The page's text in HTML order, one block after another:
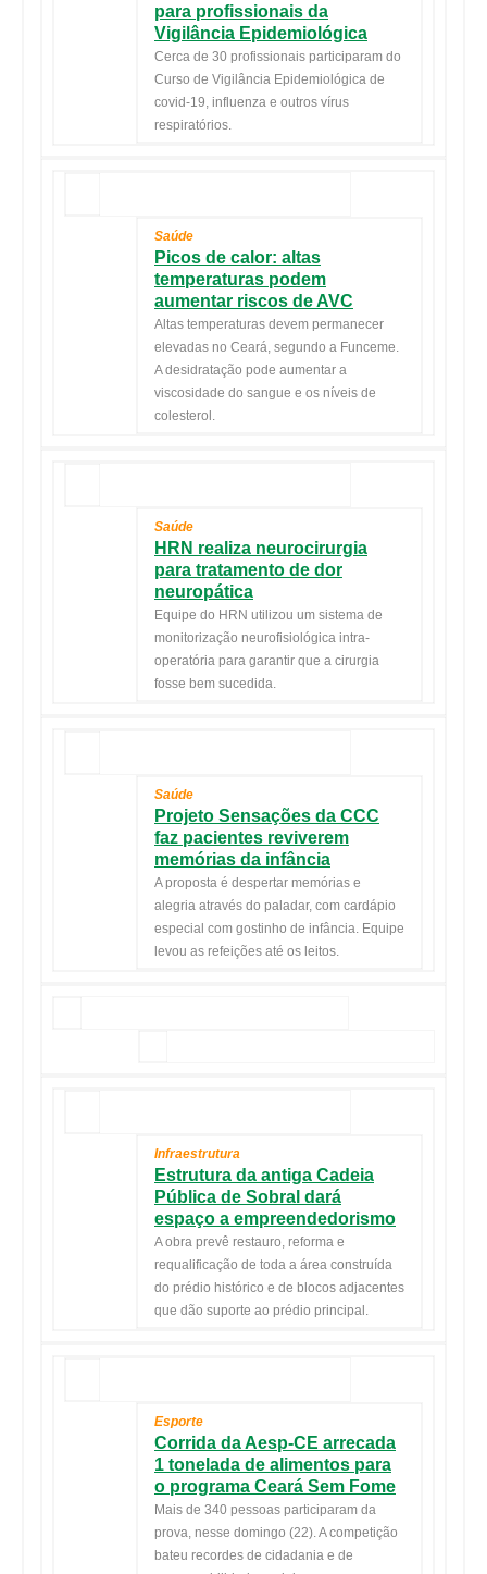
para profissionais da
Vigilância Epidemiológica
Cerca de 30 profissionais participaram do
Curso de Vigilância Epidemiológica de
covid-19, influenza e outros vírus
respiratórios.
Saúde
Picos de calor: altas
temperaturas podem
aumentar riscos de AVC
Altas temperaturas devem permanecer
elevadas no Ceará, segundo a Funceme.
A desidratação pode aumentar a
viscosidade do sangue e os níveis de
colesterol.
Saúde
HRN realiza neurocirurgia
para tratamento de dor
neuropática
Equipe do HRN utilizou um sistema de
monitorização neurofisiológica intra-
operatória para garantir que a cirurgia
fosse bem sucedida.
Saúde
Projeto Sensações da CCC
faz pacientes reviverem
memórias da infância
A proposta é despertar memórias e
alegria através do paladar, com cardápio
especial com gostinho de infância. Equipe
levou as refeições até os leitos.
Infraestrutura
Estrutura da antiga Cadeia
Pública de Sobral dará
espaço a empreendedorismo
A obra prevê restauro, reforma e
requalificação de toda a área construída
do prédio histórico e de blocos adjacentes
que dão suporte ao prédio principal.
Esporte
Corrida da Aesp-CE arrecada
1 tonelada de alimentos para
o programa Ceará Sem Fome
Mais de 340 pessoas participaram da
prova, nesse domingo (22). A competição
bateu recordes de cidadania e de